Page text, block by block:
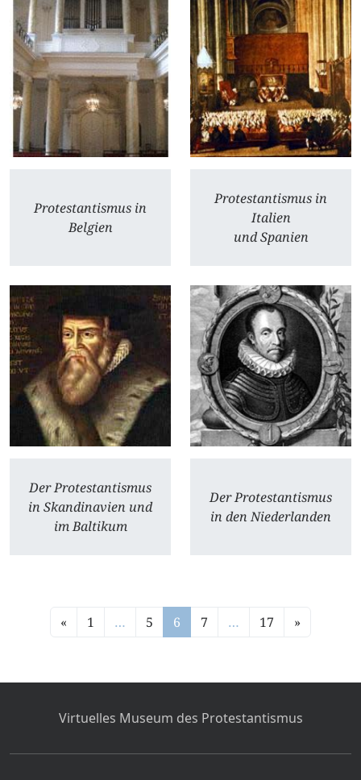
Protestantismus in
Belgien
Protestantismus in
Italien
und Spanien
Der Protestantismus
in Skandinavien und
im Baltikum
Der Protestantismus
in den Niederlanden
« 1 … 5 6 7 … 17 »
Virtuelles Museum des Protestantismus